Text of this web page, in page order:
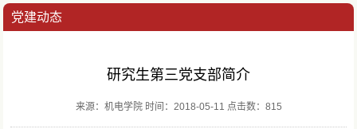
党建动态
研究生第三党支部简介
来源：机电学院 时间：2018-05-11 点击数： 815